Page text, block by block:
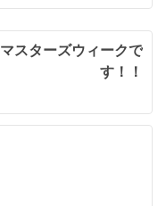
マスターズウィークで
す！！